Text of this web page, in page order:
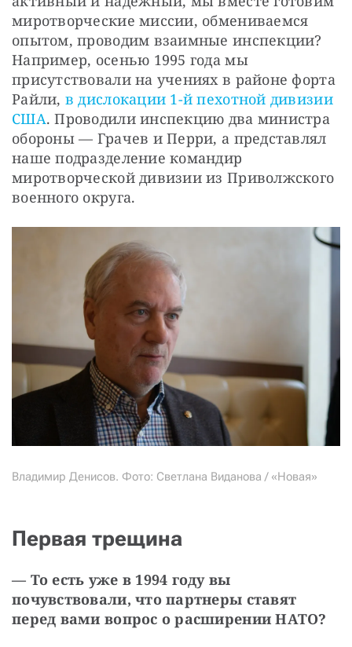
миротворческие миссии, обмениваемся
опытом, проводим взаимные инспекции?
Например, осенью 1995 года мы
присутствовали на учениях в районе форта
Райли, в дислокации 1-й пехотной дивизии
США. Проводили инспекцию два министра
обороны — Грачев и Перри, а представлял
наше подразделение командир
миротворческой дивизии из Приволжского
военного округа.
Владимир Денисов. Фото: Светлана Виданова / «Новая»
Первая трещина
— То есть уже в 1994 году вы
почувствовали, что партнеры ставят
перед вами вопрос о расширении НАТО?